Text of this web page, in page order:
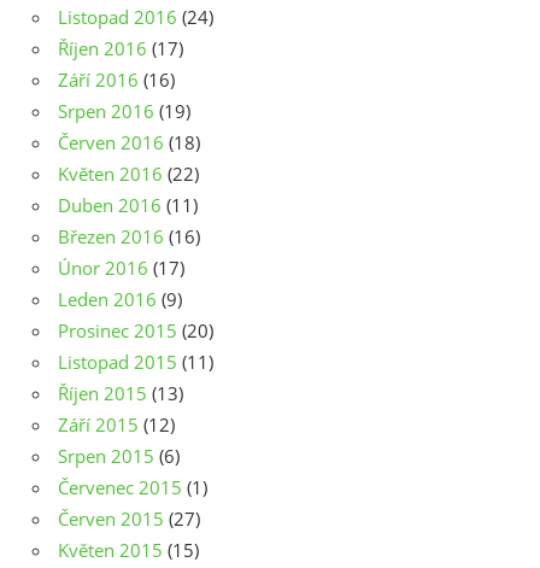
Listopad 2016 (24)
Říjen 2016 (17)
Září 2016 (16)
Srpen 2016 (19)
Červen 2016 (18)
Květen 2016 (22)
Duben 2016 (11)
Březen 2016 (16)
Únor 2016 (17)
Leden 2016 (9)
Prosinec 2015 (20)
Listopad 2015 (11)
Říjen 2015 (13)
Září 2015 (12)
Srpen 2015 (6)
Červenec 2015 (1)
Červen 2015 (27)
Květen 2015 (15)